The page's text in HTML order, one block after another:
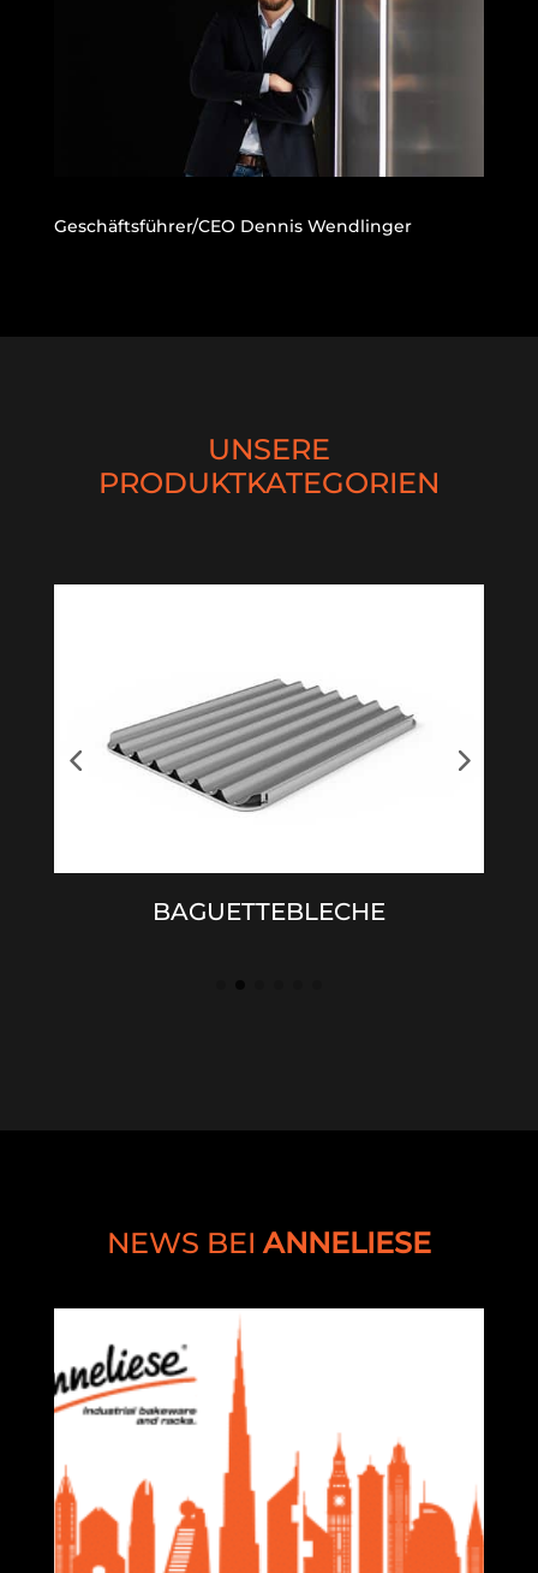
Geschäftsführer/CEO Dennis Wendlinger
UNSERE
PRODUKTKATEGORIEN
KASTENVERBÄNDE
NEWS BEIANNELIESE